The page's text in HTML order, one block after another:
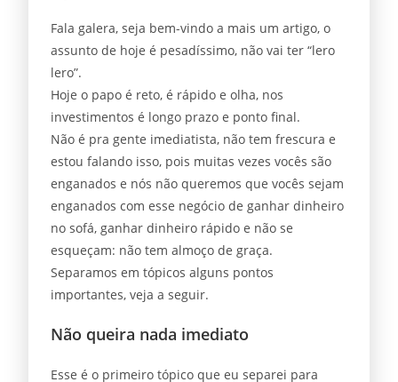
Fala galera, seja bem-vindo a mais um artigo, o
assunto de hoje é pesadíssimo, não vai ter “lero
lero”.
Hoje o papo é reto, é rápido e olha, nos
investimentos é longo prazo e ponto final.
Não é pra gente imediatista, não tem frescura e
estou falando isso, pois muitas vezes vocês são
enganados e nós não queremos que vocês sejam
enganados com esse negócio de ganhar dinheiro
no sofá, ganhar dinheiro rápido e não se
esqueçam: não tem almoço de graça.
Separamos em tópicos alguns pontos
importantes, veja a seguir.
Não queira nada imediato
Esse é o primeiro tópico que eu separei para